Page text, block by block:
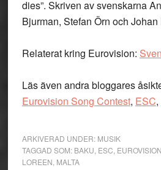
dies”. Skriven av svenskarna
Bjurman, Stefan Örn och
Relaterat kring Eurovision:
Läs även andra bloggares
Eurovision Song Contest, ESC,
ARKIVERAD UNDER: MUSIK
TAGGAD SOM: BAKU ESC
LOREEN MALTA